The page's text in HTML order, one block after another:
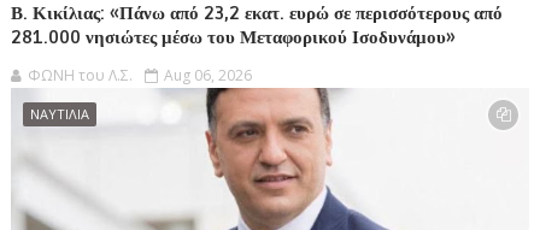
Β. Κικίλιας: «Πάνω από 23,2 εκατ. ευρώ σε περισσότερους από
281.000 νησιώτες μέσω του Μεταφορικού Ισοδυνάμου»
ΦΩΝΗ του Λ.Σ. Aug 06, 2026
ΝΑΥΤΙΛΙΑ